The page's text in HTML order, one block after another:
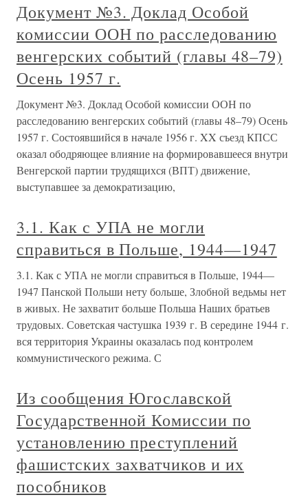
Документ №3. Доклад Особой
комиссии ООН по расследованию
венгерских событий (главы 48–79)
Осень 1957 г.
Документ №3. Доклад Особой комиссии ООН по
расследованию венгерских событий (главы 48–79) Осень
1957 г. Состоявшийся в начале 1956 г. XX съезд КПСС
оказал ободряющее влияние на формировавшееся внутри
Венгерской партии трудящихся (ВПТ) движение,
выступавшее за демократизацию,
3.1. Как с УПА не могли
справиться в Польше, 1944—1947
3.1. Как с УПА не могли справиться в Польше, 1944—
1947 Панской Польши нету больше, Злобной ведьмы нет
в живых. Не захватит больше Польша Наших братьев
трудовых. Советская частушка 1939 г. В середине 1944 г.
вся территория Украины оказалась под контролем
коммунистического режима. С
Из сообщения Югославской
Государственной Комиссии по
установлению преступлений
фашистских захватчиков и их
пособников